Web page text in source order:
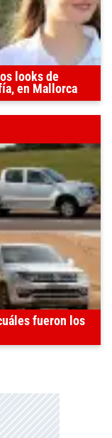
looks de
en Mallorca
fueron los